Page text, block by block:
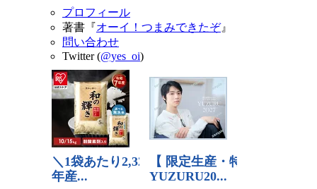
プロフィール
著書『オーイ！つまみできたぞ』
問い合わせ
Twitter (@yes_oi)